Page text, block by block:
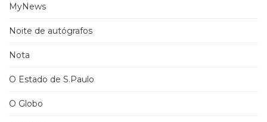
MyNews
Noite de autógrafos
Nota
O Estado de S.Paulo
O Globo